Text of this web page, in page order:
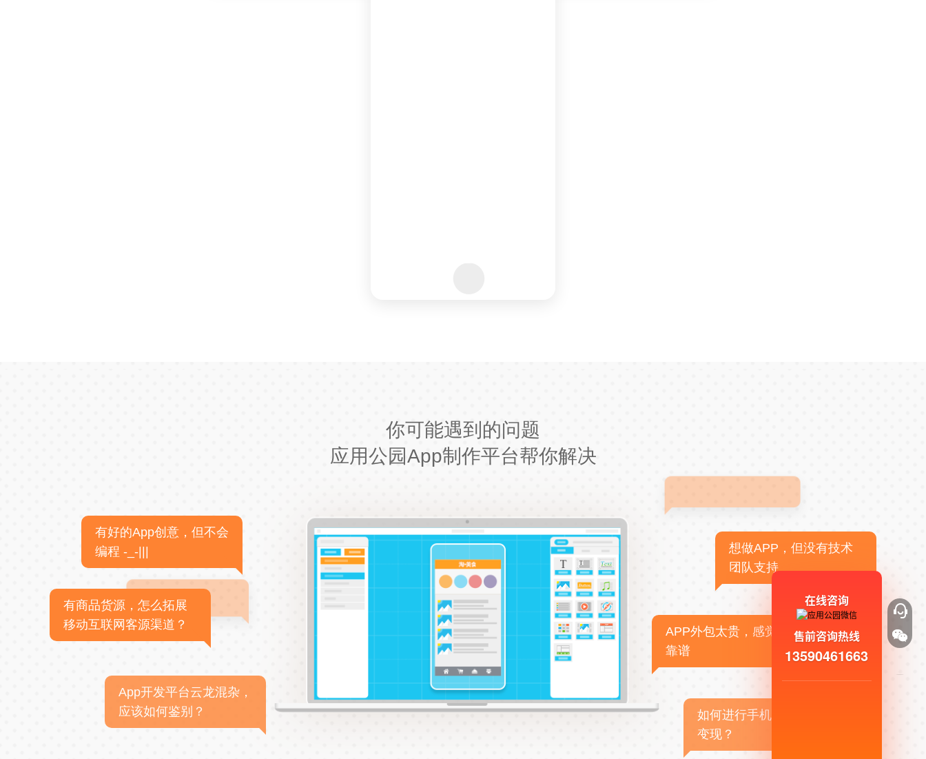
你可能遇到的问题
应用公园App制作平台帮你解决
有好的App创意，但不会
编程 -_-|||
有商品货源，怎么拓展
移动互联网客源渠道？
App开发平台云龙混杂，
应该如何鉴别？
想做APP，但没有技术
团队支持
APP外包太贵，感觉不
靠谱
如何进行手机APP商业
变现？
在线咨询
售前咨询热线
13590461663